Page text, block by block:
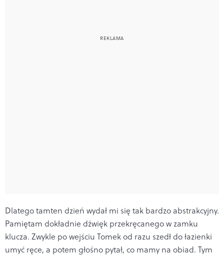
Dlatego tamten dzień wydał mi się tak bardzo abstrakcyjny.
Pamiętam dokładnie dźwięk przekręcanego w zamku
klucza. Zwykle po wejściu Tomek od razu szedł do łazienki
umyć ręce, a potem głośno pytał, co mamy na obiad. Tym